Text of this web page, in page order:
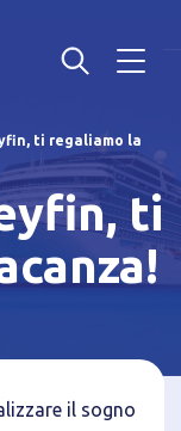
ti regaliamo la
ti
il sogno